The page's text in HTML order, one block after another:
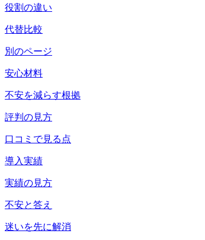
役割の違い
代替比較
別のページ
安心材料
不安を減らす根拠
評判の見方
口コミで見る点
導入実績
実績の見方
不安と答え
迷いを先に解消